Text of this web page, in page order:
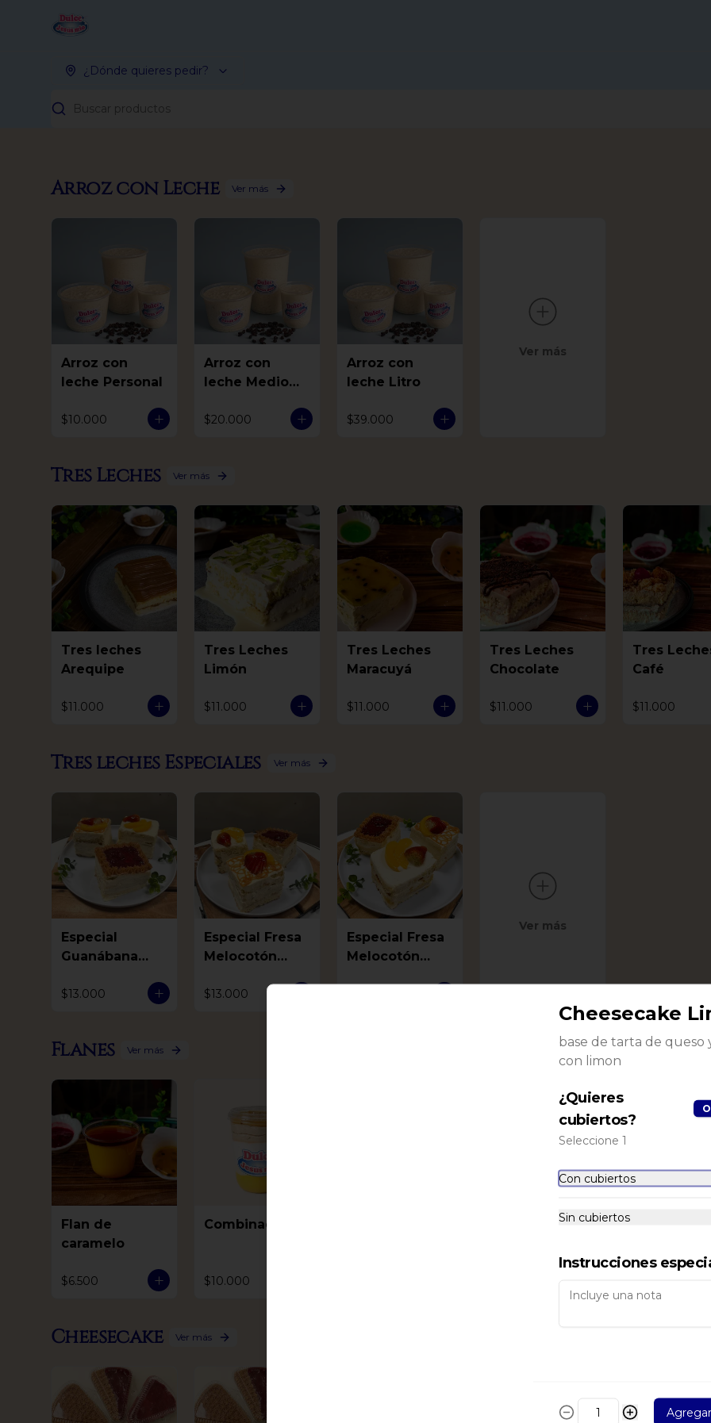
¿Dónde quieres pedir?
Buscar productos
Arroz con Leche Ver más
Arroz con
leche Personal
$10.000
Arroz con
leche Medio
$20.000
Arroz con
leche Litro
$39.000
Ver más
Tres Leches Ver más
Tres leches
Arequipe
$11.000
Tres Leches
Limón
$11.000
Tres Leches
Maracuyá
$11.000
Tres Leches
Chocolate
$11.000
Tres
Café
$11.000
Tres leches Especiales Ver más
Especial
Guanábana
$13.000
Especial Fresa
Melocotón
$13.000
Especial Fresa
Melocotón
Ver más
Flanes Ver más
Flan de
caramelo
$6.500
Combinado
$10.000
Cheesecake Ver más
Cheesecake
base de tarta de queso
con limon
¿Quieres
cubiertos?
Seleccione 1
Con cubiertos
Sin cubiertos
Instrucciones
Agregar